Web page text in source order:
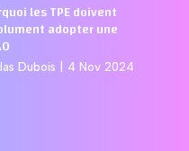
les TPE doivent
adopter une
Dubois 4 Nov 2024